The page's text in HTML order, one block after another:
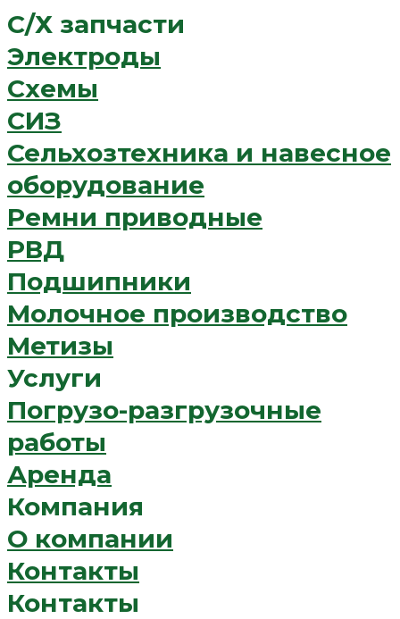
C/Х запчасти
Электроды
Схемы
СИЗ
Сельхозтехника и навесное
оборудование
Ремни приводные
РВД
Подшипники
Молочное производство
Метизы
Услуги
Погрузо-разгрузочные
работы
Аренда
Компания
О компании
Контакты
Контакты